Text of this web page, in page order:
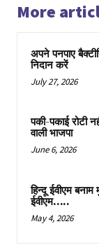
More
अपने पनपाए
निदान करें
July 27, 2026
पकी-पकाई रोटी
वाली भाजपा
June 6, 2026
हिन्दू ईवीएम बनाम
ईवीएम…..
May 4, 2026